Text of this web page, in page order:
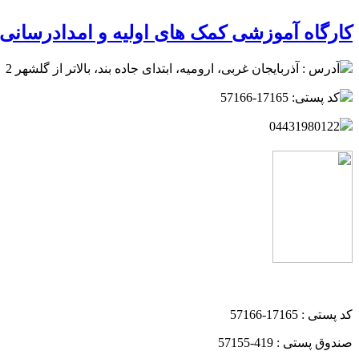
کارگاه آموزشی کمک های اولیه و
آدرس : آذربایجان غربی، ارومیه، ابتدای جاده بند، بالاتر از گلشهر 2
کد پستی: 17165-57166
04431980122
کد پستی : 17165-57166
صندوق پستی : 419-57155